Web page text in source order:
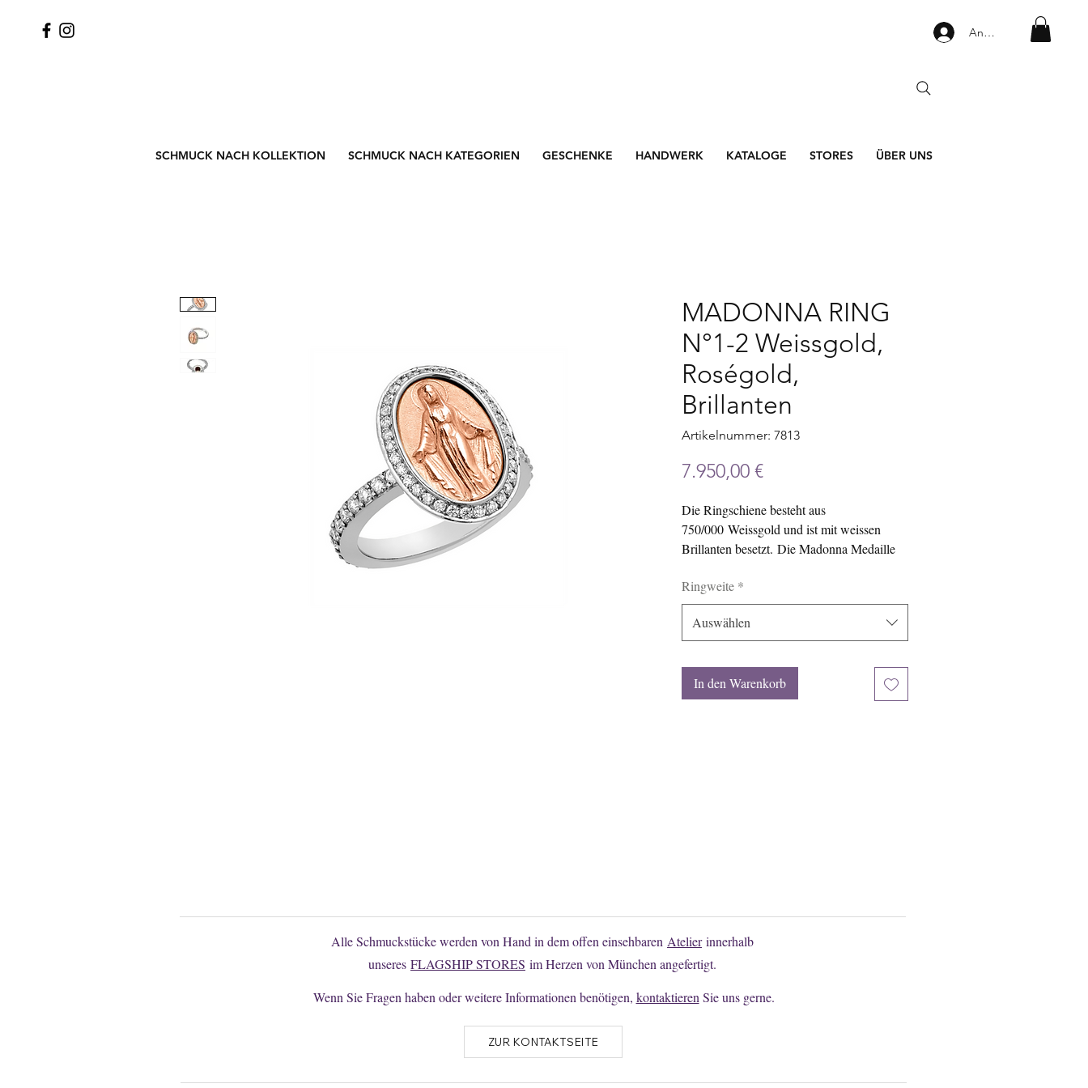
Anmelden
SCHMUCK NACH KOLLEKTION SCHMUCK NACH KATEGORIEN GESCHENKE HANDWERK KATALOGE STORES ÜBER UNS
MADONNA RING
N°1-2 Weissgold,
Roségold,
Brillanten
Artikelnummer: 7813
7.950,00 €Preis
Die Ringschiene besteht aus
750/000 Weissgold und ist mit weissen
Brillanten besetzt. Die Madonna Medaille
Schmuckstück hat in etwa die
Abmessungen 19 x 13 mm.
Ringweite *
Auswählen
In den Warenkorb
Alle Schmuckstücke werden von Hand in dem offen einsehbaren Atelierinnerhalb
unseres FLAGSHIP STORES im Herzen von München angefertigt.
Wenn Sie Fragen haben oder weitere Informationen benötigen, kontaktieren Sie uns gerne.
ZUR KONTAKTSEITE